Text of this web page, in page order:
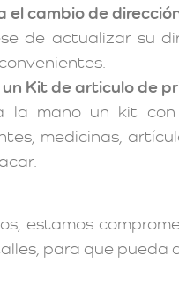
el cambio de
de actualizar su
Kit de articulo de
la mano un kit con
medicinas,
estamos
para que pueda